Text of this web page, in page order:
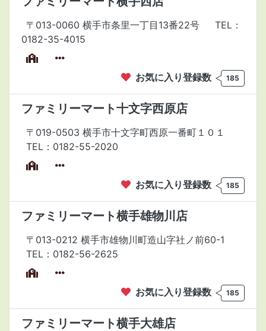
〒013-0060 横手市条里一丁目13番22号
TEL：
0182-35-4015
お気に入り登録数 185
ファミリーマート十文字西原店
〒019-0503 横手市十文字町西原一番町１０１
TEL：0182-55-2020
お気に入り登録数 185
ファミリーマート横手雄物川店
〒013-0212 横手市雄物川町造山字社ノ前60-1
TEL：0182-56-2625
お気に入り登録数 185
ファミリーマート横手大雄店